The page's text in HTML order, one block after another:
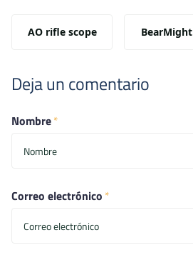
AO rifle scope BearMight
Deja un comentario
Nombre*
Correo electrónico *